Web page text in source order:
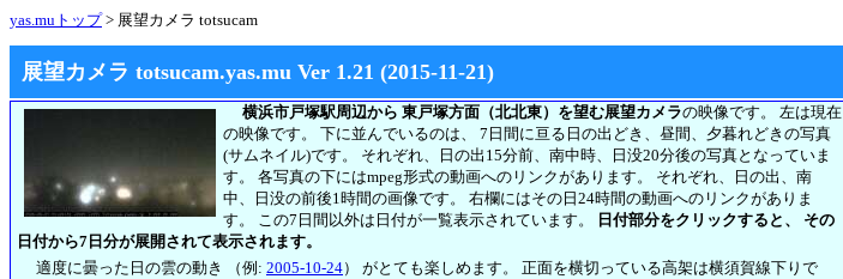
yas.muトップ> 展望カメラ totsucam
展望カメラ totsucam.yas.mu Ver 1.21 (2015-11-21)
横浜市戸塚駅周辺から 東戸塚方面（北北東）を望む展望カメラの映像です。 左は現在
の映像です。 下に並んでいるのは、 7日間に亘る日の出どき、昼間、夕暮れどきの写真
(サムネイル)です。 それぞれ、日の出15分前、南中時、日没20分後の写真となっていま
す。 各写真の下にはmpeg形式の動画へのリンクがあります。 それぞれ、日の出、南
中、日没の前後1時間の画像です。 右欄にはその日24時間の動画へのリンクがありま
す。 この7日間以外は日付が一覧表示されています。
日付部分をクリックすると、 その
日付から7日分が展開されて表示されます。
適度に曇った日の雲の動き （例: 2005-10-24） がとても楽しめます。 正面を横切っている高架は横須賀線下りで